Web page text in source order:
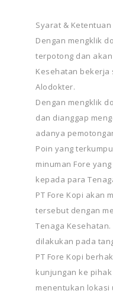
Syarat & Ketentuan
Dengan mengklik
terpotong dan
Kesehatan bekerja
Alodokter.
Dengan mengklik
dan dianggap
adanya
Poin yang
minuman Fore
kepada para
PT Fore Kopi akan
tersebut dengan
Tenaga
dilakukan pada
PT Fore Kopi
kunjungan ke
menentukan lokasi